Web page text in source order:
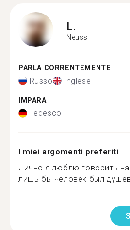
L.
Neuss
PARLA CORRENTEMENTE
Russo Inglese
IMPARA
Tedesco
I miei argomenti preferiti
Лично я люблю говорить
лишь бы человек был